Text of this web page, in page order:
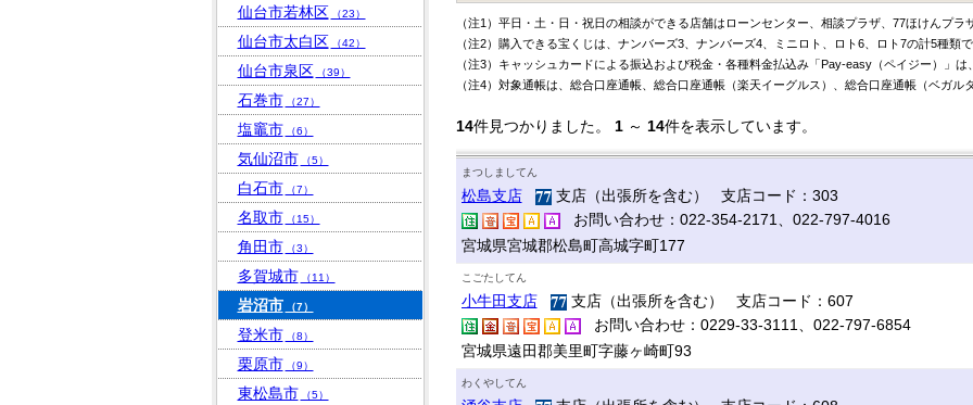
（注1）平日・土・日・祝日の相談ができる店舗はローンセンター、相談プラザ、77ほけんプラ
（注2）購入できる宝くじは、ナンバーズ3、ナンバーズ4、ミニロト、ロト6、ロト7の計5種類で
（注3）キャッシュカードによる振込および税金・各種料金払込み「Pay-easy（ペイジー）」は
（注4）対象通帳は、総合口座通帳、総合口座通帳（楽天イーグルス）、総合口座通帳（ベガル
14件見つかりました。 1～ 14件を表示しています。
まつしましてん
松島支店
支店（出張所を含む） 支店コード：303
お問い合わせ：022-354-2171、022-797-4016
宮城県宮城郡松島町高城字町177
こごたしてん
小牛田支店
支店（出張所を含む） 支店コード：607
お問い合わせ：0229-33-3111、022-797-6854
宮城県遠田郡美里町字藤ヶ崎町93
わくやしてん
仙台市若林区 （23）
仙台市太白区 （42）
仙台市泉区 （39）
石巻市 （27）
塩竈市 （6）
気仙沼市 （5）
白石市 （7）
名取市 （15）
角田市 （3）
多賀城市 （11）
岩沼市 （7）
登米市 （8）
栗原市 （9）
東松島市 （5）